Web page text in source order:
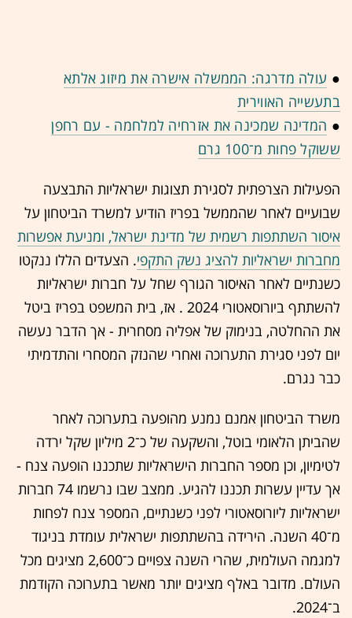
● עולה מדרגה: הממשלה אישרה את מיזוג אלתא
בתעשייה האווירית
● המדינה שמכינה את אזרחיה למלחמה - עם רחפן
ששוקל פחות מ־100 גרם
הפעילות הצרפתית לסגירת תצוגות ישראליות התבצעה
שבועיים לאחר שהממשל בפריז הודיע למשרד הביטחון על
איסור השתתפות רשמית של מדינת ישראל, ומניעת אפשרות
מחברות ישראליות להציג נשק התקפי. הצעדים הללו ננקטו
כשנתיים לאחר האיסור הגורף שחל על חברות ישראליות
להשתתף ביורוסאטורי 2024 . אז, בית המשפט בפריז ביטל
את ההחלטה, בנימוק של אפליה מסחרית - אך הדבר נעשה
יום לפני סגירת התערוכה ואחרי שהנזק המסחרי והתדמיתי
כבר נגרם.
משרד הביטחון אמנם נמנע מהופעה בתערוכה לאחר
שהביתן הלאומי בוטל, והשקעה של כ־2 מיליון שקל ירדה
לטימיון, וכן מספר החברות הישראליות שתכננו הופעה צנח -
אך עדיין עשרות תכננו להגיע. ממצב שבו נרשמו 74 חברות
ישראליות ליורוסאטורי לפני כשנתיים, המספר צנח לפחות
מ־40 השנה. הירידה בהשתתפות ישראלית עומדת בניגוד
למגמה העולמית, שהרי השנה צפויים כ־2,600 מציגים מכל
העולם. מדובר באלף מציגים יותר מאשר בתערוכה הקודמת
ב־2024.